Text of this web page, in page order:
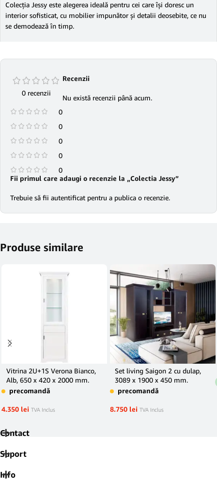
Colecția Jessy este alegerea ideală pentru cei care își doresc un
interior sofisticat, cu mobilier impunător și detalii deosebite, ce nu
se demodează în timp.
0 recenzii
0
0
0
0
0
Recenzii
Nu există recenzii până acum.
Fii primul care adaugi o recenzie la „Colectia Jessy”
Trebuie să fii autentificat pentru a publica o recenzie.
Produse similare
Vitrina 2U+1S Verona Bianco,
Alb, 650 x 420 x 2000 mm.
precomandă
4.350 lei TVA Inclus
Set living Saigon 2 cu dulap,
3089 x 1900 x 450 mm.
precomandă
8.750 lei TVA Inclus
Contact
Suport
Info